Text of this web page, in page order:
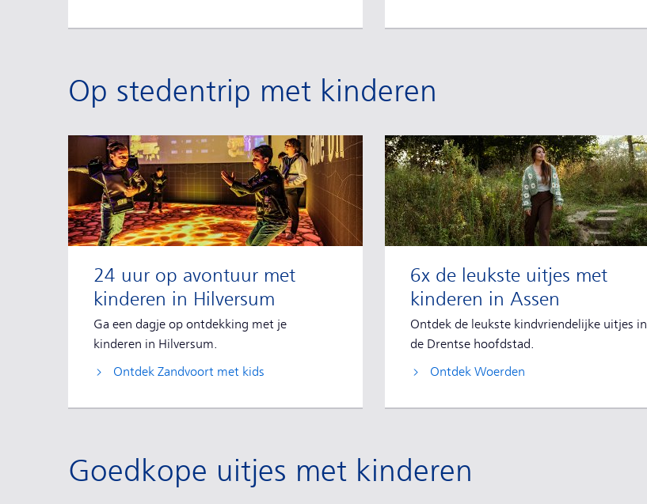
Op stedentrip met kinderen
24 uur op avontuur met
kinderen in Hilversum
Ga een dagje op ontdekking met je
kinderen in Hilversum.
Ontdek Zandvoort met kids
6x de leukste uitjes met
kinderen in Assen
Ontdek de leukste kindvriendelijke uitjes in
de Drentse hoofdstad.
Ontdek Woerden
Goedkope uitjes met kinderen